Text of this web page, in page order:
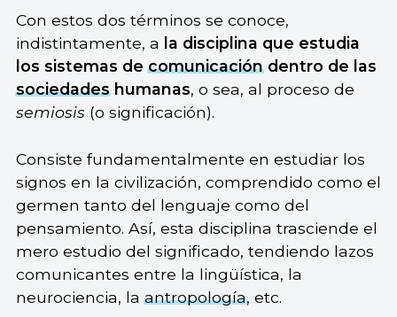
Con estos dos términos se conoce,
indistintamente, a
la disciplina que estudia
los sistemas decomunicacióndentro de las
sociedadeshumanas, o sea, al proceso de
semiosis (o significación).
Consiste fundamentalmente en estudiar los
signos en la civilización, comprendido como el
germen tanto del lenguaje como del
pensamiento. Así, esta disciplina trasciende el
mero estudio del significado, tendiendo lazos
comunicantes entre la lingüística, la
neurociencia, laantropología, etc.